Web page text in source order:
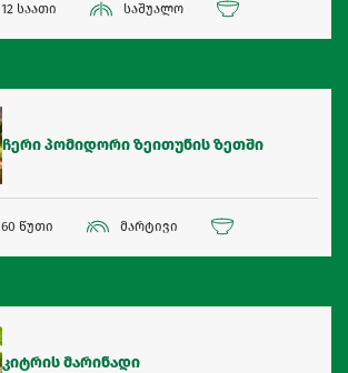
12 საათი საშუალო
ჩერი პომიდორი ზეითუნის ზეთში
60 წუთი მარტივი
კიტრის მარინადი